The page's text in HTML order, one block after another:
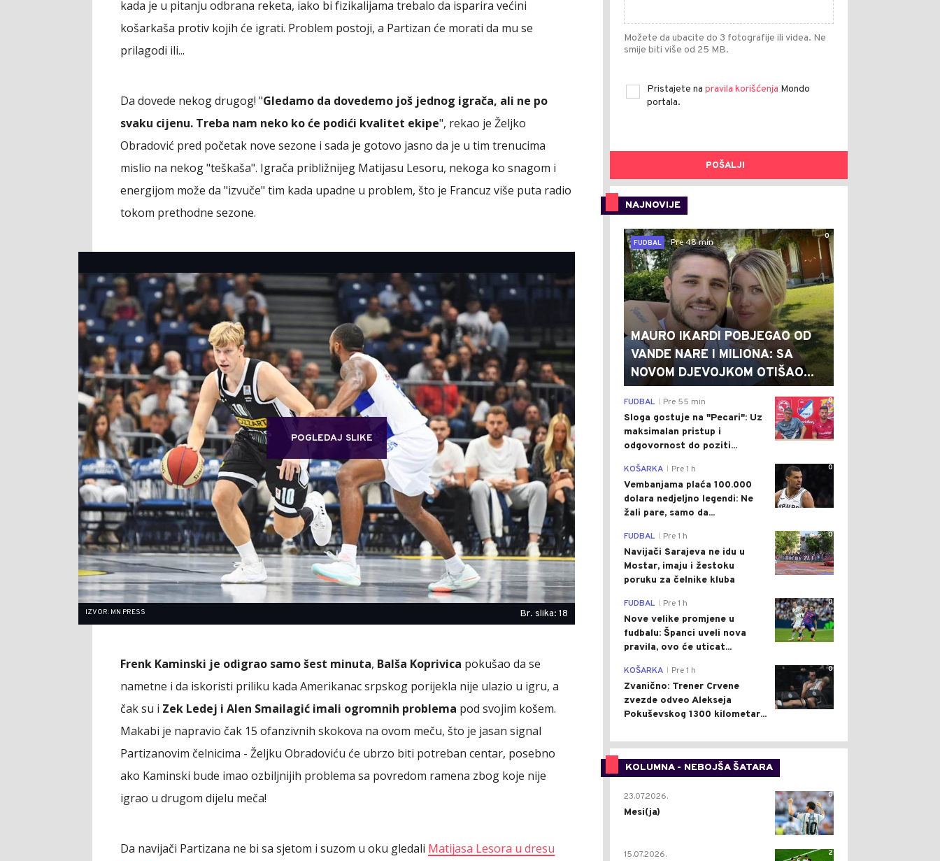
kada je u pitanju odbrana reketa, iako bi fizikalijama trebalo da isparira većini
košarkaša protiv kojih će igrati. Problem postoji, a Partizan će morati da mu se
prilagodi ili...
Da dovede nekog drugog! "Gledamo da dovedemo još jednog igrača, ali ne po
svaku cijenu. Treba nam neko ko će podići kvalitet ekipe", rekao je Željko
Obradović pred početak nove sezone i sada je gotovo jasno da je u tim trenucima
mislio na nekog "teškaša". Igrača približnijeg Matijasu Lesoru, nekoga ko snagom i
energijom može da "izvuče" tim kada upadne u problem, što je Francuz više puta radio
tokom prethodne sezone.
POGLEDAJ SLIKE
IZVOR: MN PRESS Br. slika: 18
Frenk Kaminski je odigrao samo šest minuta, Balša Koprivica pokušao da se
nametne i da iskoristi priliku kada Amerikanac srpskog porijekla nije ulazio u igru, a
čak su i Zek Ledej i Alen Smailagić imali ogromnih problema pod svojim košem.
Makabi je napravio čak 15 ofanzivnih skokova na ovom meču, što je jasan signal
Partizanovim čelnicima - Željku Obradoviću će ubrzo biti potreban centar, posebno
ako Kaminski bude imao ozbiljnijih problema sa povredom ramena zbog koje nije
igrao u drugom dijelu meča!
Da navijači Partizana ne bi sa sjetom i suzom u oku gledali Matijasa Lesora u dresu
Možete da ubacite do 3 fotografije ili videa. Ne
smije biti više od 25 MB.
Pristajete na pravila korišćenja Mondo
portala.
POŠALJI
NAJNOVIJE
0
FUDBAL
Pre 48 min
MAURO IKARDI POBJEGAO OD
VANDE NARE I MILIONA: SA
NOVOM DJEVOJKOM OTIŠAO...
0
FUDBAL Pre 55 min
Sloga gostuje na "Pecari": Uz
maksimalan pristup i
odgovornost do poziti...
0
KOŠARKA Pre 1 h
Vembanjama plaća 100.000
dolara nedjeljno legendi: Ne
žali pare, samo da...
0
FUDBAL Pre 1 h
Navijači Sarajeva ne idu u
Mostar, imaju i žestoku
poruku za čelnike kluba
0
FUDBAL Pre 1 h
Nove velike promjene u
fudbalu: Španci uveli nova
pravila, ovo će uticat...
0
KOŠARKA Pre 1 h
Zvanično: Trener Crvene
zvezde odveo Alekseja
Pokuševskog 1300 kilometar...
KOLUMNA - NEBOJŠA ŠATARA
0
23.07.2026.
Mesi(ja)
2
15.07.2026.